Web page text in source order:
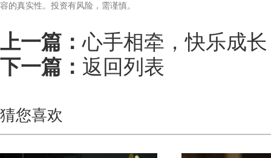
容的真实性。投资有风险，需谨慎。
上一篇：心手相牵，快乐成长
下一篇： 返回列表
猜您喜欢